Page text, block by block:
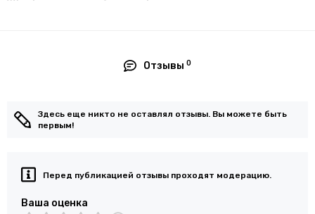
Отзывы0
Здесь еще никто не оставлял отзывы. Вы можете быть
первым!
Перед публикацией отзывы проходят модерацию.
Ваша оценка